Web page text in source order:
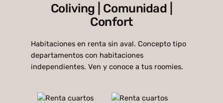
Coliving | Comunidad |
Confort
Habitaciones en renta sin aval. Concepto tipo
departamentos con habitaciones
independientes. Ven y conoce a tus roomies.